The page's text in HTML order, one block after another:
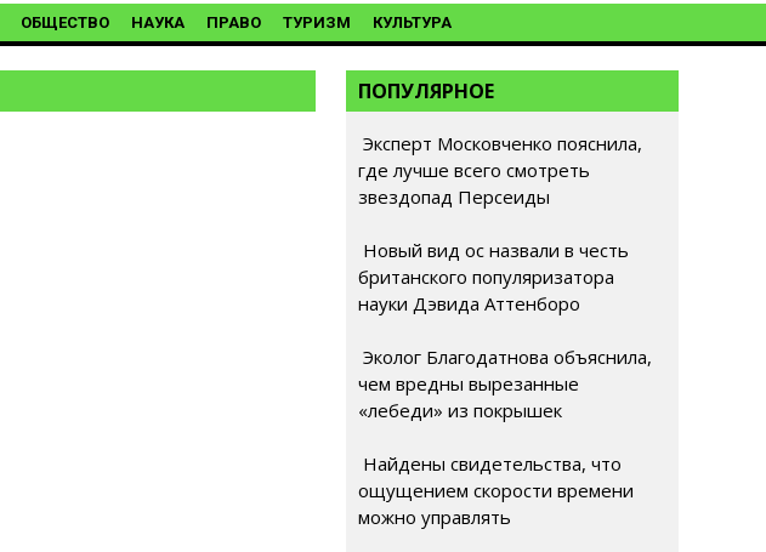
ОБЩЕСТВО НАУКА ПРАВО ТУРИЗМ КУЛЬТУРА
ПОПУЛЯРНОЕ
Эксперт Московченко пояснила,
где лучше всего смотреть
звездопад Персеиды
Новый вид ос назвали в честь
британского популяризатора
науки Дэвида Аттенборо
Эколог Благодатнова объяснила,
чем вредны вырезанные
«лебеди» из покрышек
Найдены свидетельства, что
ощущением скорости времени
можно управлять